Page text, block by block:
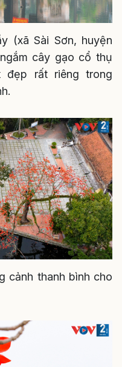
(xã Sài Sơn, huyện
cây gạo cổ thụ
rất riêng trong
cảnh thanh bình cho